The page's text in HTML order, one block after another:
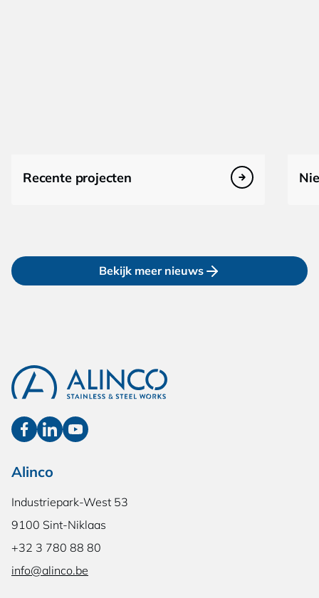
Recente projecten
Bekijk meer nieuws
Alinco
Industriepark-West 53
9100 Sint-Niklaas
+32 3 780 88 80
info@alinco.be